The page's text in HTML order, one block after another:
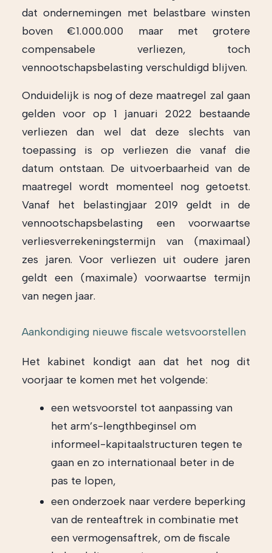
dat ondernemingen met belastbare winsten
boven €1.000.000 maar met grotere
compensabele verliezen, toch
vennootschapsbelasting verschuldigd blijven.
Onduidelijk is nog of deze maatregel zal gaan
gelden voor op 1 januari 2022 bestaande
verliezen dan wel dat deze slechts van
toepassing is op verliezen die vanaf die
datum ontstaan. De uitvoerbaarheid van de
maatregel wordt momenteel nog getoetst.
Vanaf het belastingjaar 2019 geldt in de
vennootschapsbelasting een voorwaartse
verliesverrekeningstermijn van (maximaal)
zes jaren. Voor verliezen uit oudere jaren
geldt een (maximale) voorwaartse termijn
van negen jaar.
Aankondiging nieuwe fiscale wetsvoorstellen
Het kabinet kondigt aan dat het nog dit
voorjaar te komen met het volgende:
een wetsvoorstel tot aanpassing van
het arm’s-lengthbeginsel om
informeel-kapitaalstructuren tegen te
gaan en zo internationaal beter in de
pas te lopen,
een onderzoek naar verdere beperking
van de renteaftrek in combinatie met
een vermogensaftrek, om de fiscale